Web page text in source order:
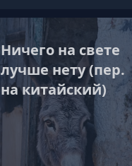
Ничего на свете
лучше нету (пер.
на китайский)